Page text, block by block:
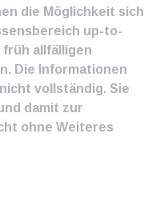
die Möglichkeit sich
up-to-
allfälligen
Die Informationen
vollständig. Sie
damit zur
ohne Weiteres